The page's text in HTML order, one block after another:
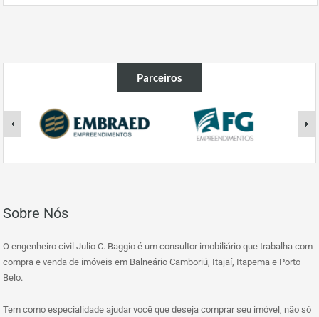
Parceiros
Sobre Nós
O engenheiro civil Julio C. Baggio é um consultor imobiliário que trabalha com
compra e venda de imóveis em Balneário Camboriú, Itajaí, Itapema e Porto
Belo.
Tem como especialidade ajudar você que deseja comprar seu imóvel, não só